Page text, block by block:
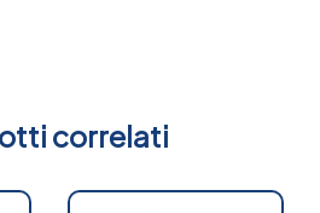
correlati